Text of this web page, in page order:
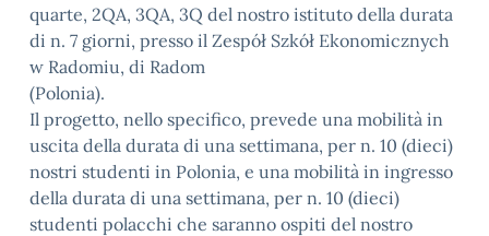
quarte, 2QA, 3QA, 3Q del nostro istituto della durata
di n. 7 giorni, presso il Zespół Szkół Ekonomicznych
w Radomiu, di Radom
(Polonia).
Il progetto, nello specifico, prevede una mobilità in
uscita della durata di una settimana, per n. 10 (dieci)
nostri studenti in Polonia, e una mobilità in ingresso
della durata di una settimana, per n. 10 (dieci)
studenti polacchi che saranno ospiti del nostro